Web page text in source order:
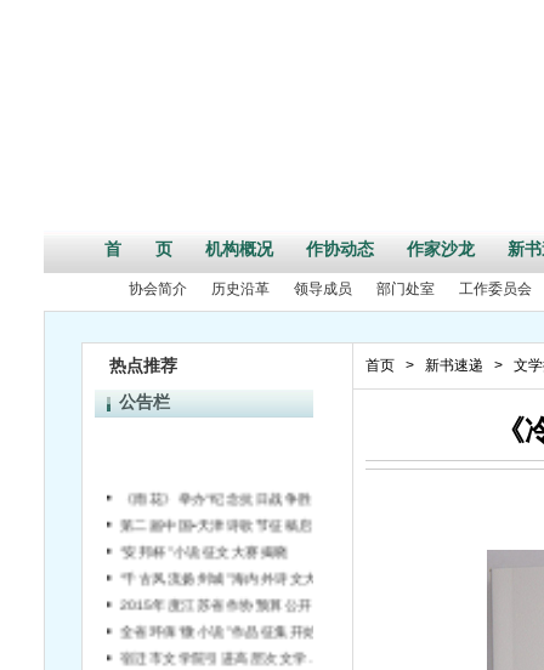
首 页 机构概况 作协动态 作家沙龙 新
协会简介 历史沿革 领导成员 部门处室 工作委员会
热点推荐
公告栏
第二届中国•天津诗歌节征稿启事
“安邦杯”小说征文大赛揭晓
宿迁市文学院引进高层次文学人才简章（第2号）
首页 > 新书速递 > 文